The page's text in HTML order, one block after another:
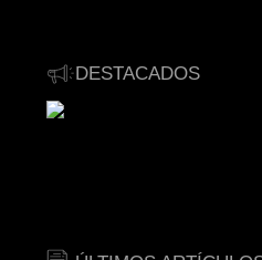
DESTACADOS